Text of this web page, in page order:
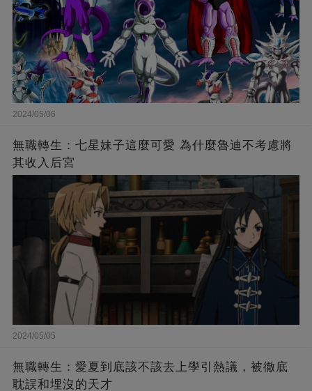
2024/05/06
無職轉生：七星妹子這麼可愛 為什麼魯迪不考慮將
其收入后宮
2024/05/05
無職轉生：愛夏到底該不該去上學引熱議，被徹底
耽誤和埋沒的天才